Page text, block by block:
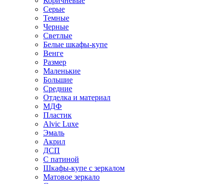
Серые
Темные
Черные
Светлые
Белые шкафы-купе
Венге
Размер
Маленькие
Большие
Средние
Отделка и материал
МДФ
Пластик
Alvic Luxe
Эмаль
Акрил
ДСП
С патиной
Шкафы-купе с зеркалом
Матовое зеркало